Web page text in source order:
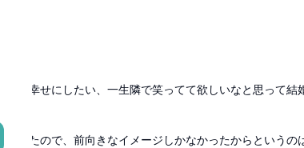
を幸せにしたい、一生隣で笑ってて欲しいなと思って結
だったので、前向きなイメージしかなかったからというの